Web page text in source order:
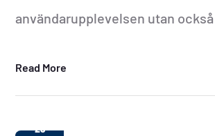
användarupplevelsen utan
Read More
29